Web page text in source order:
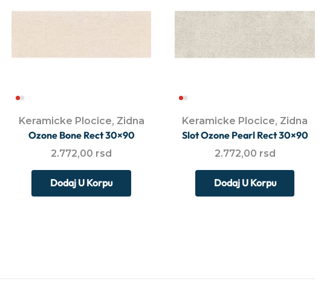
Keramicke Plocice, Zidna
Ozone Bone Rect 30×90
2.772,00 rsd
Dodaj U Korpu
Keramicke Plocice, Zidna
Slot Ozone Pearl Rect 30×90
2.772,00 rsd
Dodaj U Korpu